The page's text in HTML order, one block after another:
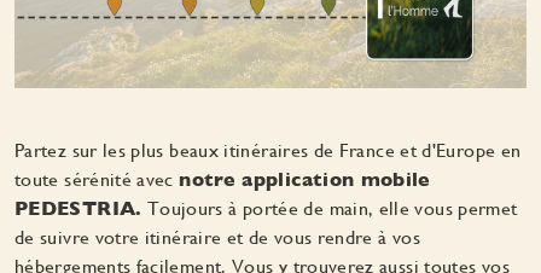
Partez sur les plus beaux itinéraires de France et d'Europe en
toute sérénité avec notre application mobile
PEDESTRIA. Toujours à portée de main, elle vous permet
de suivre votre itinéraire et de vous rendre à vos
hébergements facilement. Vous y trouverez aussi toutes vos